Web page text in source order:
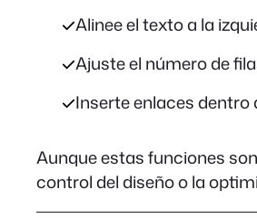
Alinee el texto a la
Ajuste el número de
Inserte enlaces dentro
Aunque estas funciones
control del diseño o la